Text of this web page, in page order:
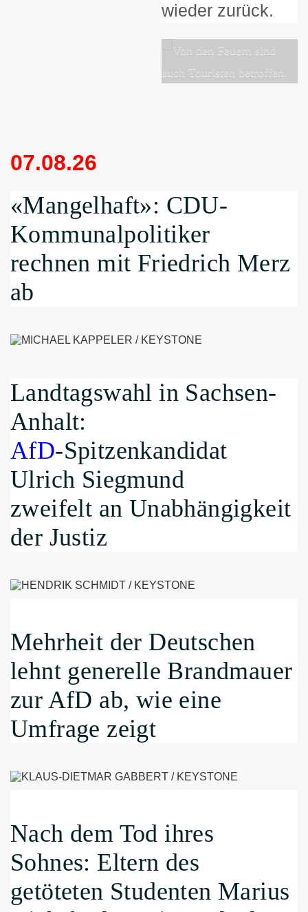
wieder zurück.
07.08.26
«Mangelhaft»: CDU-
Kommunalpolitiker
rechnen mit Friedrich Merz
ab
Landtagswahl in Sachsen-
Anhalt:
AfD-Spitzenkandidat
Ulrich Siegmund
zweifelt an Unabhängigkeit
der Justiz
Mehrheit der Deutschen
lehnt generelle Brandmauer
zur AfD ab, wie eine
Umfrage zeigt
Nach dem Tod ihres
Sohnes: Eltern des
getöteten Studenten Marius